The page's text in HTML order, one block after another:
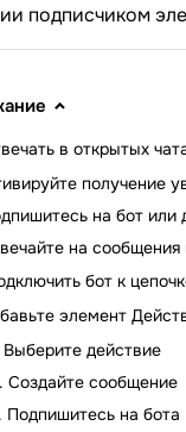
подписчиком
в открытых
получение
на бот или
на сообщения
бот к
элемент
Выберите действие
Создайте сообщение
Подпишитесь на бота